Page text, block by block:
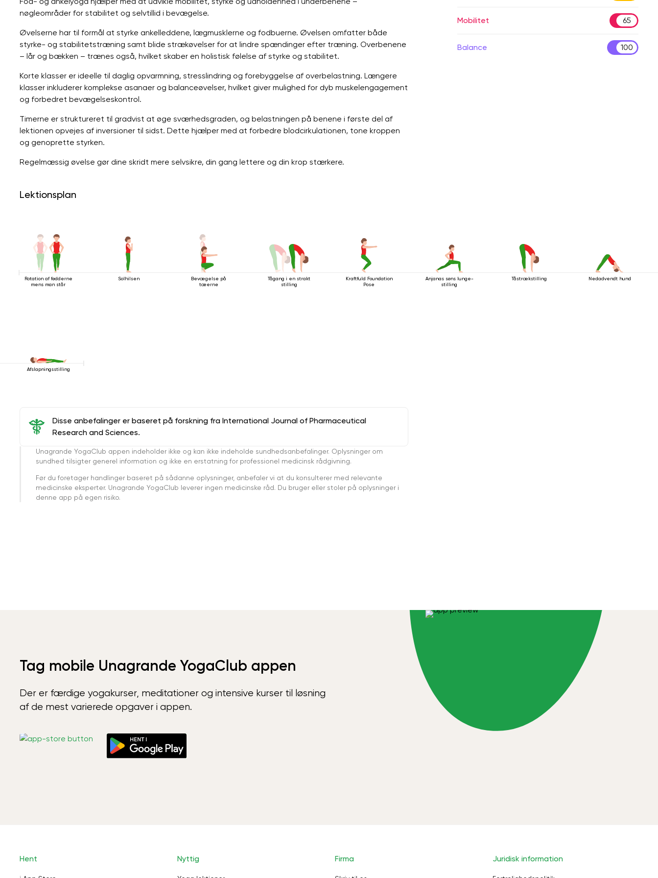
nøgleområder for stabilitet og selvtillid i bevægelse.
Øvelserne har til formål at styrke ankelleddene, lægmusklerne og fodbuerne. Øvelsen omfatter både
styrke- og stabilitetstræning samt blide strækøvelser for at lindre spændinger efter træning. Overbenene
– lår og bækken – trænes også, hvilket skaber en holistisk følelse af styrke og stabilitet.
Korte klasser er ideelle til daglig opvarmning, stresslindring og forebyggelse af overbelastning. Længere
klasser inkluderer komplekse asanaer og balanceøvelser, hvilket giver mulighed for dyb muskelengagement
og forbedret bevægelseskontrol.
Timerne er struktureret til gradvist at øge sværhedsgraden, og belastningen på benene i første del af
lektionen opvejes af inversioner til sidst. Dette hjælper med at forbedre blodcirkulationen, tone kroppen
og genoprette styrken.
Regelmæssig øvelse gør dine skridt mere selvsikre, din gang lettere og din krop stærkere.
Mobilitet 65
Balance 100
Lektionsplan
Rotation af fødderne
mens man står
Solhilsen
Bevægelse på
tæerne
Tågang i en strakt
stilling
Kraftfuld Foundation
Pose
Anjanas søns lunge-
stilling
Tåstrækstilling Nedadvendt hund
Afslapningsstilling
Disse anbefalinger er baseret på forskning fra International Journal of Pharmaceutical
Research and Sciences.
Unagrande YogaClub appen indeholder ikke og kan ikke indeholde sundhedsanbefalinger. Oplysninger om
sundhed tilsigter generel information og ikke en erstatning for professionel medicinsk rådgivning.
Før du foretager handlinger baseret på sådanne oplysninger, anbefaler vi at du konsulterer med relevante
medicinske eksperter. Unagrande YogaClub leverer ingen medicinske råd. Du bruger eller stoler på oplysninger i
denne app på egen risiko.
Tag mobile Unagrande YogaClub appen
Der er færdige yogakurser, meditationer og intensive kurser til løsning
af de mest varierede opgaver i appen.
Hent Nyttig Firma Juridisk information